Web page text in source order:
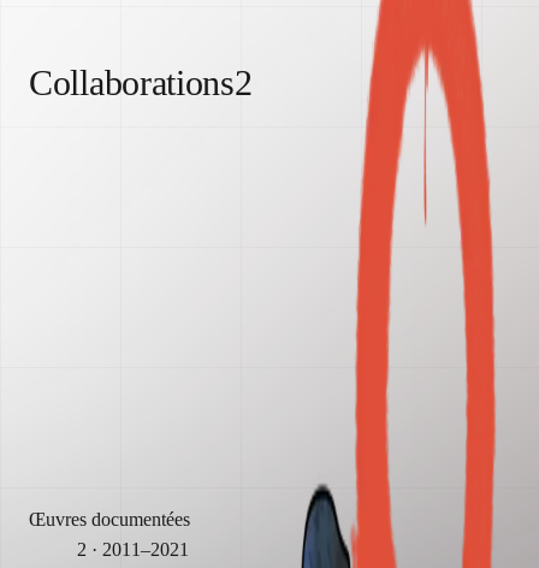
Collaborations2
Claudia Gutierrez + Sabrina Taqtu Montague + Lola Lampron
Œuvres documentées
2 · 2011–2021